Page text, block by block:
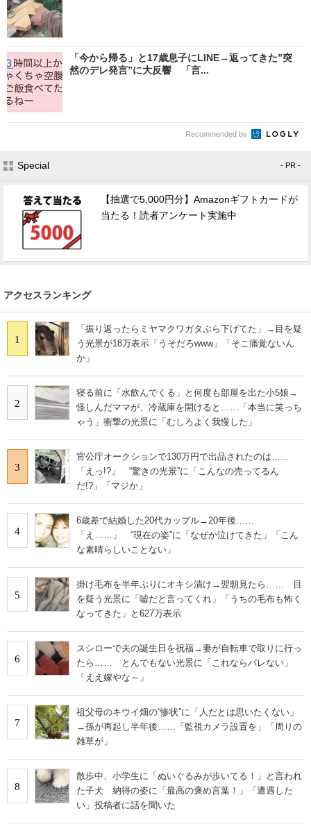
「今から帰る」と17歳息子にLINE→返ってきた”突
然のデレ発言”に大反響 「言...
Recommended by
Special - PR -
【抽選で5,000円分】Amazonギフトカードが
当たる！読者アンケート実施中
アクセスランキング
1
「振り返ったらミヤマクワガタぶら下げてた」→目を疑
う光景が18万表示「うそだろwww」「そこ痛覚ないん
か」
2
寝る前に「水飲んでくる」と何度も部屋を出た小5娘→
怪しんだママが、冷蔵庫を開けると……「本当に笑っち
ゃう」衝撃の光景に「むしろよく我慢した」
3
官公庁オークションで130万円で出品されたのは……
「えっ!?」 “驚きの光景”に「こんなの売ってるん
だ!?」「マジか」
4
6歳差で結婚した20代カップル→20年後……
「え……」 “現在の姿”に「なぜか泣けてきた」「こん
な素晴らしいことない」
5
掛け毛布を半年ぶりにオキシ漬け→翌朝見たら…… 目
を疑う光景に「嘘だと言ってくれ」「うちの毛布も怖く
なってきた」と627万表示
6
スシローで夫の誕生日を祝福→妻が自転車で取りに行っ
たら…… とんでもない光景に「これならバレない」
「ええ嫁やな～」
7
祖父母のキウイ畑の“惨状”に「人だとは思いたくない」
→孫が再起し半年後……「監視カメラ設置を」「周りの
雑草が」
8
散歩中、小学生に「ぬいぐるみが歩いてる！」と言われ
た子犬 納得の姿に「最高の褒め言葉！」「遭遇した
い」投稿者に話を聞いた